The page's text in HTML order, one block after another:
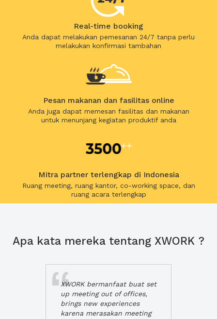
Real-time booking
Anda dapat melakukan pemesanan 24/7 tanpa perlu
melakukan konfirmasi tambahan
Pesan makanan dan fasilitas online
Anda juga dapat memesan fasilitas dan makanan
untuk menunjang kegiatan produktif anda
Mitra partner terlengkap di Indonesia
Ruang meeting, ruang kantor, co-working space, dan
ruang acara terlengkap
Apa kata mereka tentang XWORK ?
XWORK bermanfaat buat set
up meeting out of offices,
brings new experiences
karena merasakan meeting